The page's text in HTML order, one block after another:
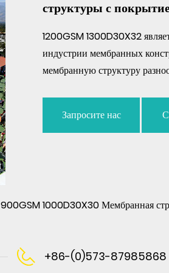
структуры с
1200GSM 1300D30X32
индустрии мембранных
мембранную структуру
Запросите нас
900GSM 1000D30X30 Мембранная
+86-(0)573-87985868